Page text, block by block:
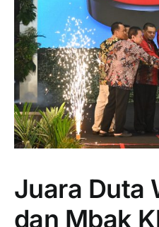
Juara Duta
dan Mbak